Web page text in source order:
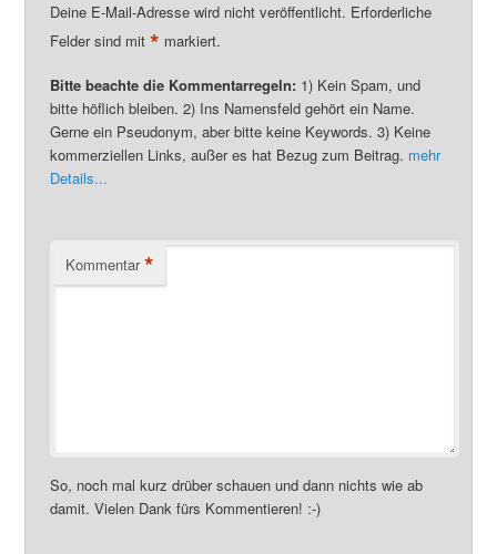
Deine E-Mail-Adresse wird nicht veröffentlicht. Erforderliche
Felder sind mit * markiert.
Bitte beachte die Kommentarregeln:1) Kein Spam, und
bitte höflich bleiben. 2) Ins Namensfeld gehört ein Name.
Gerne ein Pseudonym, aber bitte keine Keywords. 3) Keine
kommerziellen Links, außer es hat Bezug zum Beitrag. mehr
Details...
Kommentar *
So, noch mal kurz drüber schauen und dann nichts wie ab
damit. Vielen Dank fürs Kommentieren! :-)